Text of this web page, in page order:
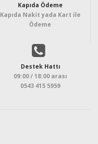
Kapıda Ödeme
Kapıda Nakit yada Kart ile
Ödeme
Destek Hattı
09:00 / 18:00 arası
0543 415 5959